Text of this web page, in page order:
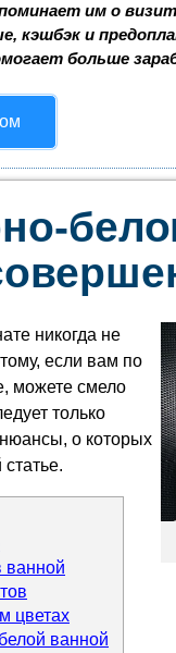
им о
кэшбэк и
больше
никогда не
если вам по
можете смело
только
о которых
ванной
цветах
ванной